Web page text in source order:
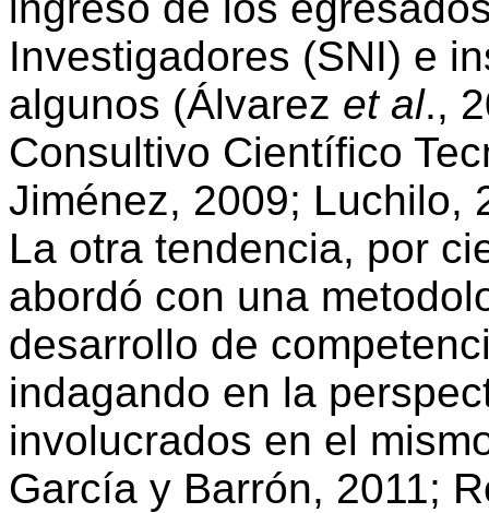
Investigadores (SNI) e
algunos (Álvarez et al.,
Consultivo Científico
Jiménez, 2009; Luchilo,
La otra tendencia, por
abordó con una
desarrollo de
indagando en la
involucrados en el
García y Barrón, 2011;